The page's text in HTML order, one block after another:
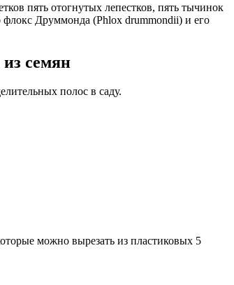
пять отогнутых лепестков, пять тычинок
флокс Друммонда (Phlox drummondii) и его
семян
полос в саду.
можно вырезать из пластиковых 5